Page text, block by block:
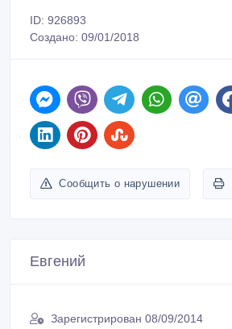
ID: 926893
Создано: 09/01/2018
Сообщить о нарушении
Евгений
Зарегистрирован 08/09/2014